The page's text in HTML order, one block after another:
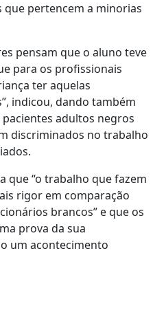
que pertencem a minorias
pensam que o aluno teve
para os profissionais
ter aquelas
indicou, dando também
adultos negros
discriminados no trabalho
que “o trabalho que fazem
rigor em comparação
brancos” e que os
prova da sua
um acontecimento